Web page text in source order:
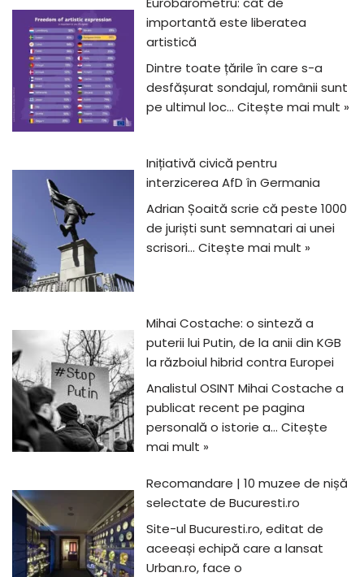
importantă este liberatea
artistică
Dintre toate țările în care s-a
desfășurat sondajul, românii sunt
pe ultimul loc… Citește mai mult »
Inițiativă civică pentru
interzicerea AfD în Germania
Adrian Șoaită scrie că peste 1000
de juriști sunt semnatari ai unei
scrisori… Citește mai mult »
Mihai Costache: o sinteză a
puterii lui Putin, de la anii din KGB
la războiul hibrid contra Europei
Analistul OSINT Mihai Costache a
publicat recent pe pagina
personală o istorie a… Citește
mai mult »
Recomandare | 10 muzee de nișă
selectate de Bucuresti.ro
Site-ul Bucuresti.ro, editat de
aceeași echipă care a lansat
Urban.ro, face o